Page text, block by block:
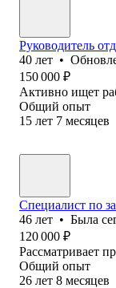
Руководитель
40 лет •
150 000 ₽
Активно ищет
Общий опыт
15 лет 7 месяцев
Специалист по
46 лет • Была
120 000 ₽
Рассматривает
Общий опыт
26 лет 8 месяцев